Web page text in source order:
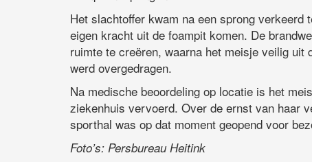
Het slachtoffer kwam na een sprong
eigen kracht uit de foampit komen. De
ruimte te creëren, waarna het meisje veilig uit
werd overgedragen.
Na medische beoordeling op locatie is het
ziekenhuis vervoerd. Over de ernst van haar
sporthal was op dat moment geopend voor
Foto’s: Persbureau Heitink